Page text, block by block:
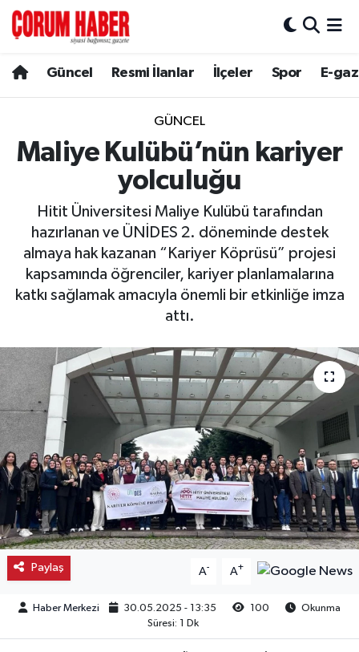
Güncel Resmi İlanlar İlçeler Spor E-
GÜNCEL
Maliye Kulübü’nün kariyer
yolculuğu
Hitit Üniversitesi Maliye Kulübü tarafından
hazırlanan ve ÜNİDES 2. döneminde destek
almaya hak kazanan “Kariyer Köprüsü” projesi
kapsamında öğrenciler, kariyer planlamalarına
katkı sağlamak amacıyla önemli bir etkinliğe imza
attı.
Paylaş A- A+
Haber Merkezi 30.05.2025 - 13:35 100
Okunma
Süresi: 1 Dk
Spor
Resmi İlanlar
Bayat
Boğazkale
Dodurga
İskilip
Kargı
Laçin
Mecitözü
Oğuzlar
Ortaköy
Hava Durumu
Çorum Namaz Vakitleri
Trafik Durumu
Süper Lig Puan Durumu ve Fikstür
Tüm Manşetler
Son Dakika Haberleri
Haber Arşivi